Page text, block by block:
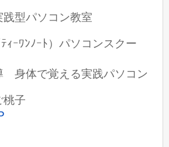
型パソコン教室
ｨｰﾜﾝﾉｰﾄ）パソコンスクー
身体で覚える実践パソコン
桃子